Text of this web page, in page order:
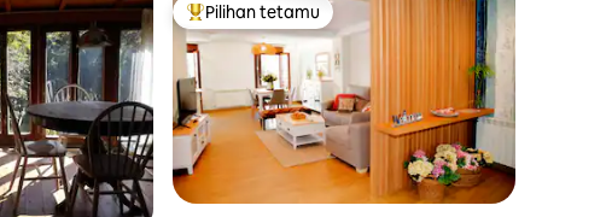
Pilihan utama tetamu
Pilihan tetamu